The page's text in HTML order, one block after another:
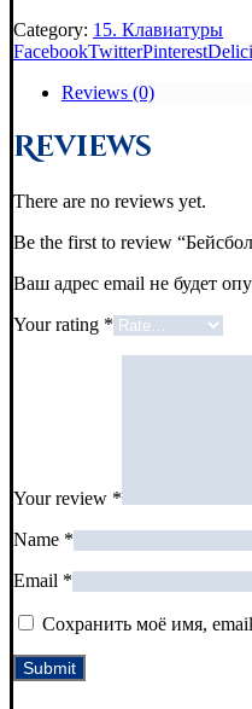
Category: 15. Клавиатуры
FacebookTwitterPinterest
Reviews (0)
Reviews
There are no reviews yet.
Be the first to review
Ваш адрес email не будет
Your rating *
Your review *
Name *
Email *
Сохранить моё имя,